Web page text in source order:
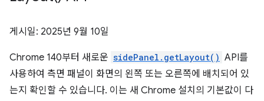
게시일: 2025년 9월 10일
Chrome 140부터 새로운 sidePanel.getLayout() API를
사용하여 측면 패널이 화면의 왼쪽 또는 오른쪽에 배치되어 있
는지 확인할 수 있습니다. 이는 새 Chrome 설치의 기본값이 다